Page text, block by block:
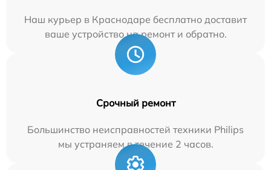
Наш курьер в Краснодаре бесплатно доставит
ваше устройство на ремонт и обратно.
Срочный ремонт
Большинство неисправностей техники Philips
мы устраняем в течение 2 часов.